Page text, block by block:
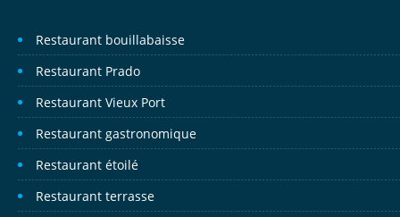
Restaurant bouillabaisse
Restaurant Prado
Restaurant Vieux Port
Restaurant gastronomique
Restaurant étoilé
Restaurant terrasse